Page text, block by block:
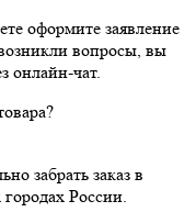
оформите заявление
вопросы, вы
онлайн-чат.
забрать заказ в
России.